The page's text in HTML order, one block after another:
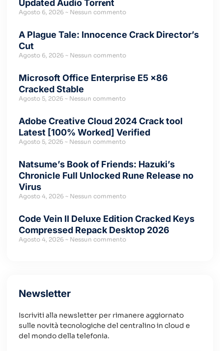
Updated Audio Torr𝐞nt
Agosto 6, 2026 Nessun commento
A Plague Tale: Innocence Crack Director’s
Cut
Agosto 6, 2026 Nessun commento
Microsoft Office Enterprise E5 x86
Cracked Stable
Agosto 5, 2026 Nessun commento
Adobe Creative Cloud 2024 Crack tool
Latest [100% Worked] Verified
Agosto 5, 2026 Nessun commento
Natsume’s Book of Friends: Hazuki’s
Chronicle Full Unlocked Rune Release no
Virus
Agosto 4, 2026 Nessun commento
Code Vein II Deluxe Edition Cracked Keys
Compressed Repack Desktop 2026
Agosto 4, 2026 Nessun commento
Newsletter
Iscriviti alla newsletter per rimanere aggiornato
sulle novità tecnologiche del centralino in cloud e
del mondo della telefonia.